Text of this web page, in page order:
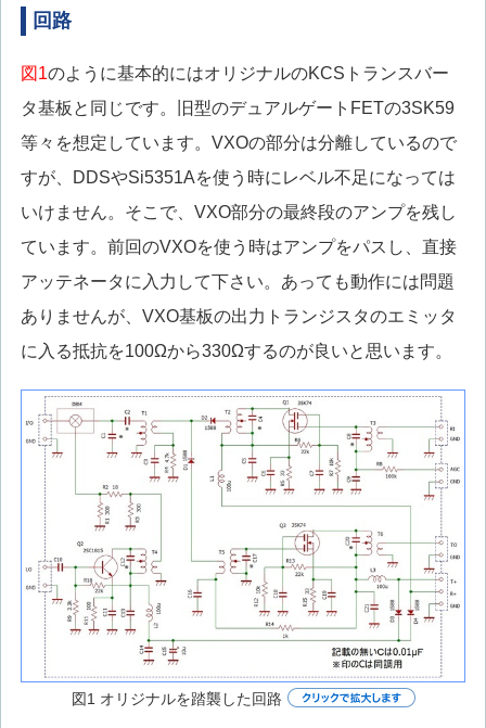
回路
図1のように基本的にはオリジナルのKCSトランスバー
タ基板と同じです。旧型のデュアルゲートFETの3SK59
等々を想定しています。VXOの部分は分離しているので
すが、DDSやSi5351Aを使う時にレベル不足になっては
いけません。そこで、VXO部分の最終段のアンプを残し
ています。前回のVXOを使う時はアンプをパスし、直接
アッテネータに入力して下さい。あっても動作には問題
ありませんが、VXO基板の出力トランジスタのエミッタ
に入る抵抗を100Ωから330Ωするのが良いと思います。
図1 オリジナルを踏襲した回路